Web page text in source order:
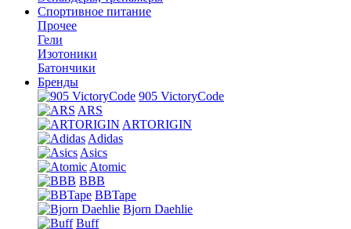
Спортивное питание
Прочее
Гели
Изотоники
Батончики
Бренды
905 VictoryCode
ARS
ARTORIGIN
Adidas
Asics
Atomic
BBB
BBTape
Bjorn Daehlie
Buff